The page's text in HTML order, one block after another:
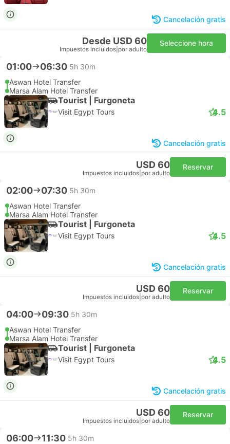
Cancelación gratis
Desde USD 60
Impuestos incluidos por adulto
Seleccione hora
01:00 06:30 5h 30m
Aswan Hotel Transfer
Marsa Alam Hotel Transfer
Tourist | Furgoneta
Visit Egypt Tours 4.5
Cancelación gratis
USD 60
Impuestos incluidos por adulto
Reservar
02:00 07:30 5h 30m
Aswan Hotel Transfer
Marsa Alam Hotel Transfer
Tourist | Furgoneta
Visit Egypt Tours 4.5
Cancelación gratis
USD 60
Impuestos incluidos por adulto
Reservar
04:00 09:30 5h 30m
Aswan Hotel Transfer
Marsa Alam Hotel Transfer
Tourist | Furgoneta
Visit Egypt Tours 4.5
Cancelación gratis
USD 60
Impuestos incluidos por adulto
Reservar
06:00 11:30 5h 30m